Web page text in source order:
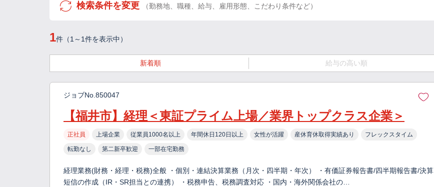
検索条件を変更 （勤務地、職種、給与、雇用形態、こだわり条件など）
1件（1～1件を表示中）
新着順 給与の高い順
ジョブNo.850047
【福井市】経理＜東証プライム上場／業界トップクラス企業＞
正社員 上場企業 従業員1000名以上 年間休日120日以上 女性が活躍 産休育休取得実績あり フレックスタイム
転勤なし 第二新卒歓迎 一部在宅勤務
経理業務(財務・経理・税務)全般 ・個別・連結決算業務（月次・四半期・年次） ・有価証券報告書/四半期報告書/決算
短信の作成（IR・SR担当との連携） ・税務申告、税務調査対応 ・国内・海外関係会社の…